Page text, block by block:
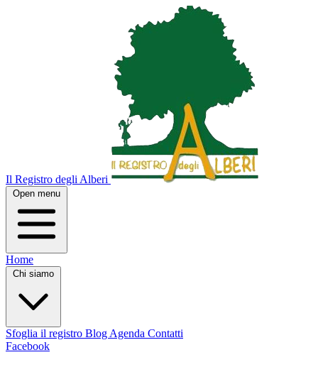
Il Registro degli Alberi
Open menu
Home
Chi siamo
Sfoglia il registro Blog Agenda Contatti
Facebook